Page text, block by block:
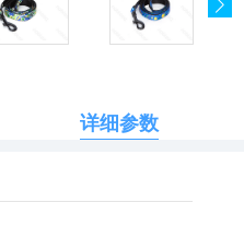
详细参数